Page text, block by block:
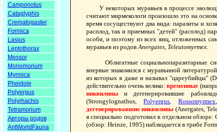
Camponotus
Cataglyphis
Crematogaster
Formica
Lasius
Leptothorax
Messor
Monomorium
Myrmica
Pheidole
Polyergus
Polyrhachis
Tetramorium
Авторы родов
AntWorldFauna
У некоторых муравьев в процессе
считают мирмекологи произошло это на
время сосуществуют два вида: паразиты и
расплод, так и приемных "детей" (расплод)
особи, и поэтому из всех яиц, отложенных
муравьев из родовAnergates, Teleutomyrmex.
Облигатные социальнопаразитарные
впервые знакомился с муравьиной
из которых я даже и называл "цареубийцы"
действительно очень велико:временные
инквилиныи дегенерировавшие
(Strongylognathus,Polyergus,Rossomyrmex
дегенерировавшие инквилины (Anergates,
я специально подготовил в отдельном
(обзор: Heinze, 1995) наблюдается в трибе